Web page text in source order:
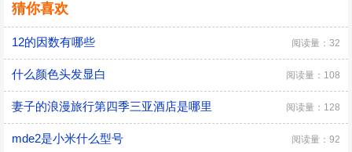
猜你喜欢
12的因数有哪些 阅读量：32
​什么颜色头发显白 阅读量：108
妻子的浪漫旅行第四季三亚酒店是哪里 阅读量：128
mde2是小米什么型号 阅读量：92